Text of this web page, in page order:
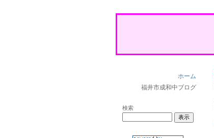
ホーム
福井市成和中ブログ
検索